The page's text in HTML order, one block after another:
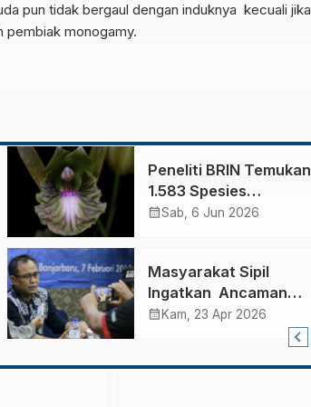
pun tidak bergaul dengan induknya kecuali jika
pembiak monogamy.
Peneliti BRIN Temukan
1.583 Spesies
calendar_monthSab, 6 Jun 2026
Masyarakat Sipil
Ingatkan Ancaman
Serius Militerisme
calendar_month Kam, 23 Apr 2026